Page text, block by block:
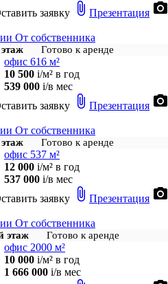
заявку attach_file Презентация photo_camera
От собственника
Готово к аренде
офис 616 м²
10 500 i/м² в год
539 000 i/в мес
заявку attach_file Презентация photo_camera
От собственника
Готово к аренде
офис 537 м²
12 000 i/м² в год
537 000 i/в мес
заявку attach_file Презентация photo_camera
От собственника
этаж Готово к аренде
офис 2000 м²
10 000 i/м² в год
1 666 000 i/в мес